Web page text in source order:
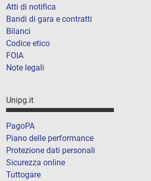
Atti di notifica
Bandi di gara e contratti
Bilanci
Codice etico
FOIA
Note legali
Unipg.it
PagoPA
Piano delle performance
Protezione dati personali
Sicurezza online
Tuttogare